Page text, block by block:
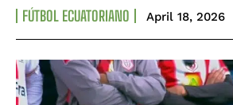
FÚTBOL ECUATORIANO April 18, 2026